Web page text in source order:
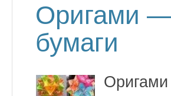
Оригами —
бумаги
Оригами